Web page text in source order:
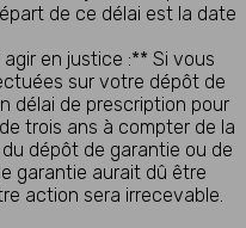
de ce délai est la date
en justice :** Si vous
sur votre dépôt de
délai de prescription pour
trois ans à compter de la
dépôt de garantie ou de
garantie aurait dû être
action sera irrecevable.